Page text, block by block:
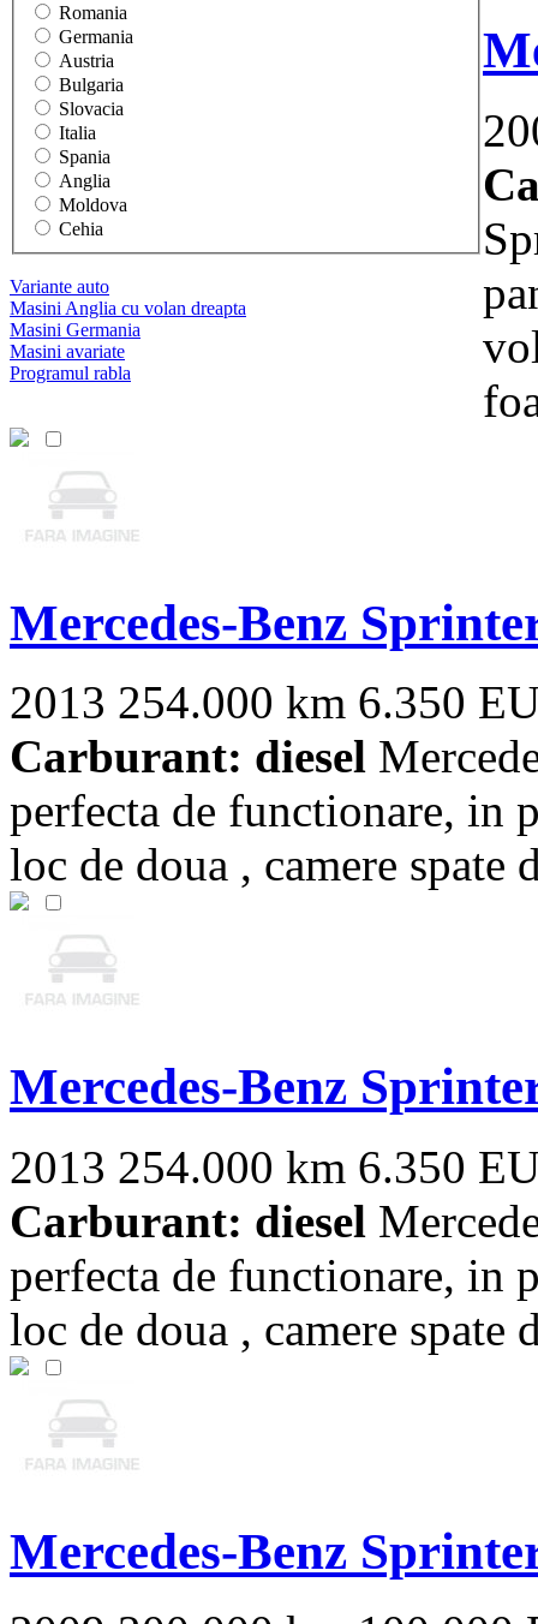
Romania
Germania
Austria
Bulgaria
Slovacia
Italia
Spania
Anglia
Moldova
Cehia
Variante auto
Masini Anglia cu volan dreapta
Masini Germania
Masini avariate
Programul rabla
Mercedes-Benz
2013 254.000 km 6.350
Carburant: diesel
perfecta de functionare, in
loc de doua , camere spate
Mercedes-Benz
2013 254.000 km 6.350
Carburant: diesel
perfecta de functionare, in
loc de doua , camere spate
Mercedes-Benz